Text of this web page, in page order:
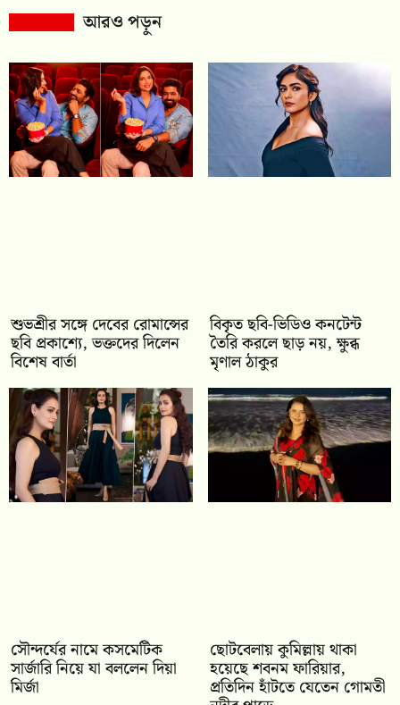
আরও পড়ুন
শুভশ্রীর সঙ্গে দেবের রোমান্সের
ছবি প্রকাশ্যে, ভক্তদের দিলেন
বিশেষ বার্তা
বিকৃত ছবি-ভিডিও কনটেন্ট
তৈরি করলে ছাড় নয়, ক্ষুব্ধ
মৃণাল ঠাকুর
সৌন্দর্যের নামে কসমেটিক
সার্জারি নিয়ে যা বললেন দিয়া
মির্জা
ছোটবেলায় কুমিল্লায় থাকা
হয়েছে শবনম ফারিয়ার,
প্রতিদিন হাঁটতে যেতেন গোমতী